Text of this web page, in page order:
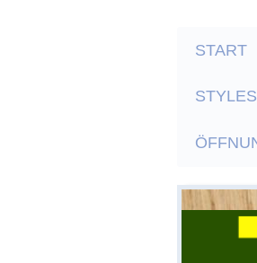
START